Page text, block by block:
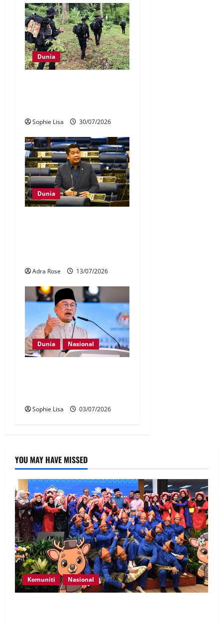
Dunia
Sophie Lisa 30/07/2026
Dunia
Adra Rose 13/07/2026
Dunia Nasional
Sophie Lisa 03/07/2026
YOU MAY HAVE MISSED
Komuniti Nasional